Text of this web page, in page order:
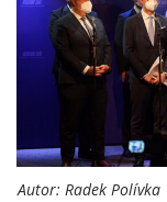
Autor: Radek Polívka